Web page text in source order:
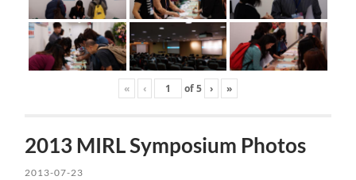
« ‹ of5 › »
2013 MIRL Symposium Photos
2013-07-23